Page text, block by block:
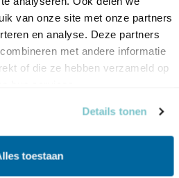
van onze site met onze partners
en analyse. Deze partners
met andere informatie
of die ze hebben verzameld op
Details tonen
toestaan